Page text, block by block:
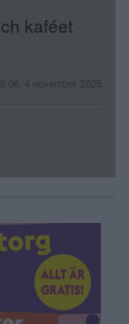
kaféet
4 november 2025